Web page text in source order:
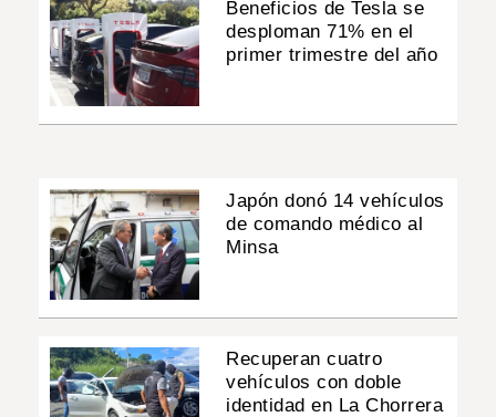
Beneficios de Tesla se
desploman 71% en el
primer trimestre del año
Japón donó 14 vehículos
de comando médico al
Minsa
Recuperan cuatro
vehículos con doble
identidad en La Chorrera